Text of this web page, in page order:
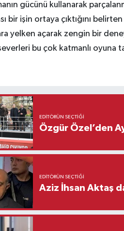
gücünü kullanarak
bir işin ortaya çıktığını
yelken açarak zengin bir
bu çok katmanlı oyuna
EDITÖRÜN SEÇTIĞI
Özgür Özel’den
EDITÖRÜN SEÇTIĞI
Aziz İhsan Aktaş